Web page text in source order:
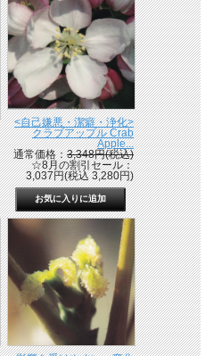
<自己嫌悪・潔癖・浄化>
クラブアップル Crab
Apple...
通常価格：3,348円(税込)
☆8月の割引セール：
3,037円(税込 3,280円)